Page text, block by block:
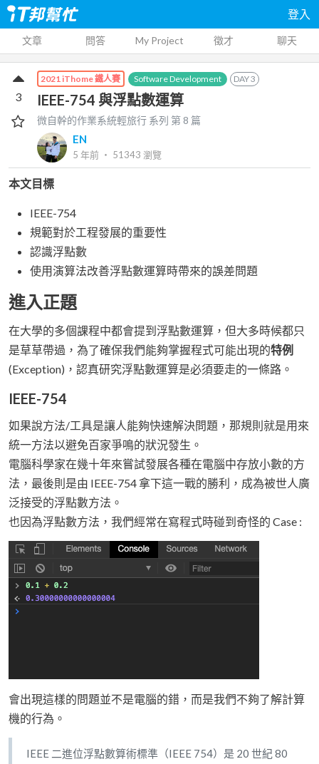
登入
文章 問答 My Project 徵才 聊天
2021 iThome 鐵人賽 Software Development DAY3
IEEE-754 與浮點數運算
微自幹的作業系統輕旅行 系列 第 8 篇
EN
5 年前 ‧ 51343 瀏覽
3
本文目標
IEEE-754
規範對於工程發展的重要性
認識浮點數
使用演算法改善浮點數運算時帶來的誤差問題
進入正題
在大學的多個課程中都會提到浮點數運算，但大多時候都只
是草草帶過，為了確保我們能夠掌握程式可能出現的特例
(Exception)，認真研究浮點數運算是必須要走的一條路。
IEEE-754
如果說方法/工具是讓人能夠快速解決問題，那規則就是用來
統一方法以避免百家爭鳴的狀況發生。
電腦科學家在幾十年來嘗試發展各種在電腦中存放小數的方
法，最後則是由 IEEE-754 拿下這一戰的勝利，成為被世人廣
泛接受的浮點數方法。
也因為浮點數方法，我們經常在寫程式時碰到奇怪的 Case :
會出現這樣的問題並不是電腦的錯，而是我們不夠了解計算
機的行為。
IEEE 二進位浮點數算術標準（IEEE 754）是 20 世紀 80